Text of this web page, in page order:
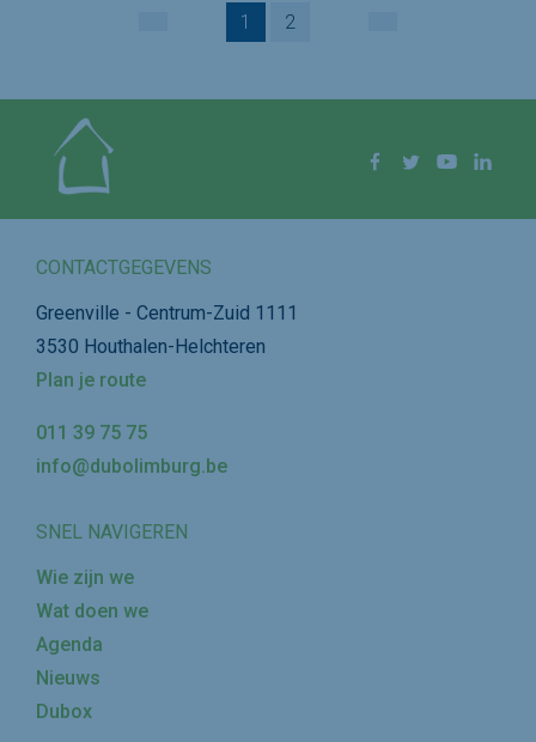
1 2
Facebook
Twitter YouTube
CONTACTGEGEVENS
Greenville - Centrum-Zuid 1111
3530 Houthalen-Helchteren
Plan je route
011 39 75 75
info@dubolimburg.be
SNEL NAVIGEREN
Wie zijn we
Wat doen we
Agenda
Nieuws
Dubox